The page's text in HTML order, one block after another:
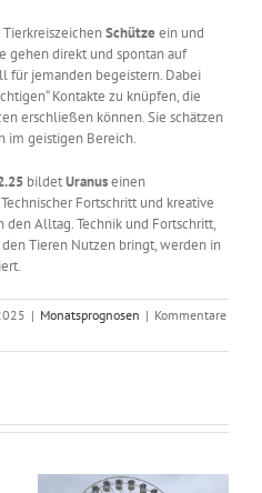
TierkreiszeichenSchütze ein und
gehen direkt und spontan auf
für jemanden begeistern. Dabei
Kontakte zu knüpfen, die
erschließen können. Sie schätzen
im geistigen Bereich.
bildetUranuseinen
Technischer Fortschritt und kreative
Alltag. Technik und Fortschritt,
Tieren Nutzen bringt, werden in
| Monatsprognosen | Kommentare